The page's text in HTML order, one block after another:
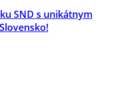
SND s unikátnym